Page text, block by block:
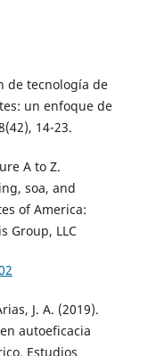
de tecnología de
un enfoque de
14-23.
A to Z.
soa, and
of America:
Group, LLC
J. A. (2019).
autoeficacia
Estudios